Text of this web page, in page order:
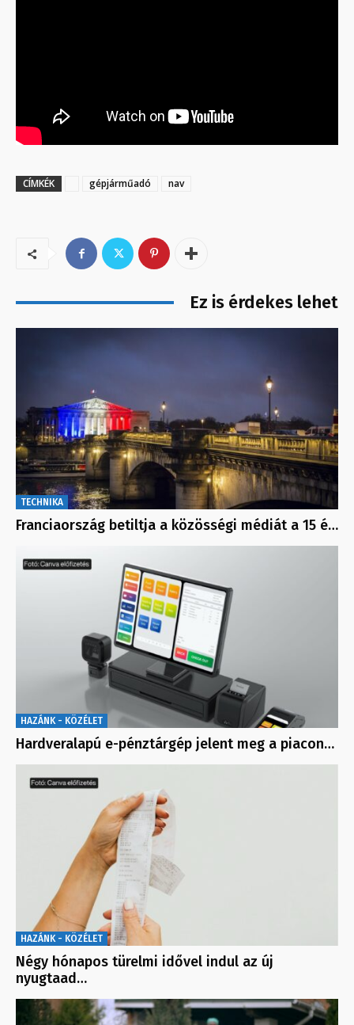
CÍMKÉK gépjárműadó nav
Ez is érdekes lehet
TECHNIKA
Franciaország betiltja a közösségi médiát a 15 é…
HAZÁNK - KÖZÉLET
Hardveralapú e-pénztárgép jelent meg a piacon…
HAZÁNK - KÖZÉLET
Négy hónapos türelmi idővel indul az új
nyugtaad…